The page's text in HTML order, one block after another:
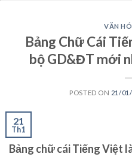
VĂN
Bảng Chữ Cái
bộ GD&ĐT mới
POSTED ON 21/
21
Th1
Bảng chữ cái Tiếng Việt